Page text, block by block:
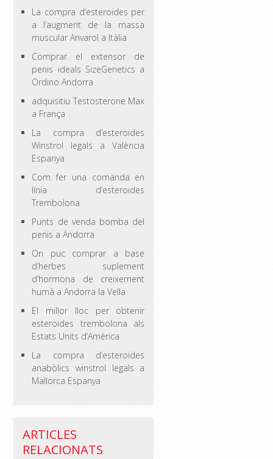
La compra d’esteroides per
a l’augment de la massa
muscular Anvarol a Itàlia
Comprar el extensor de
penis ideals SizeGenetics a
Ordino Andorra
adquisitiu Testosterone Max
a França
La compra d’esteroides
Winstrol legals a València
Espanya
Com fer una comanda en
línia d’esteroides
Trembolona
Punts de venda bomba del
penis a Andorra
On puc comprar a base
d’herbes suplement
d’hormona de creixement
humà a Andorra la Vella
El millor lloc per obtenir
esteroides trembolona als
Estats Units d’Amèrica
La compra d’esteroides
anabòlics winstrol legals a
Mallorca Espanya
ARTICLES
RELACIONATS